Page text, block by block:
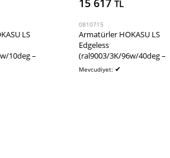
LS
10deg –
15 617TL
0810715
Armatürler HOKASU LS
Edgeless
(ral9003/3K/96w/40deg –
2959,8mm/112)
Mevcudiyet: ✔